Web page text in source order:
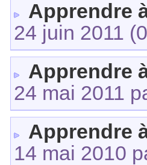
Apprendre
24 juin 2011
Apprendre
24 mai 2011
Apprendre
14 mai 2010